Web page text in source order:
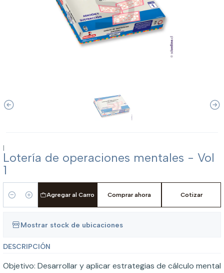
|
Lotería de operaciones mentales - Vol
1
Cantidad
Agregar al Carro Comprar ahora Cotizar
Mostrar stock de ubicaciones
DESCRIPCIÓN
Objetivo: Desarrollar y aplicar estrategias de cálculo mental